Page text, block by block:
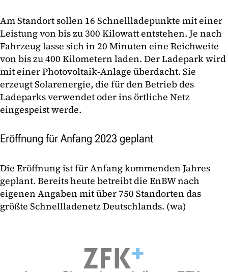
Am Standort sollen 16 Schnellladepunkte mit einer
Leistung von bis zu 300 Kilowatt entstehen. Je nach
Fahrzeug lasse sich in 20 Minuten eine Reichweite
von bis zu 400 Kilometern laden. Der Ladepark wird
mit einer Photovoltaik-Anlage überdacht. Sie
erzeugt Solarenergie, die für den Betrieb des
Ladeparks verwendet oder ins örtliche Netz
eingespeist werde.
Eröffnung für Anfang 2023 geplant
Die Eröffnung ist für Anfang kommenden Jahres
geplant. Bereits heute betreibt die EnBW nach
eigenen Angaben mit über 750 Standorten das
größte Schnellladenetz Deutschlands. (wa)